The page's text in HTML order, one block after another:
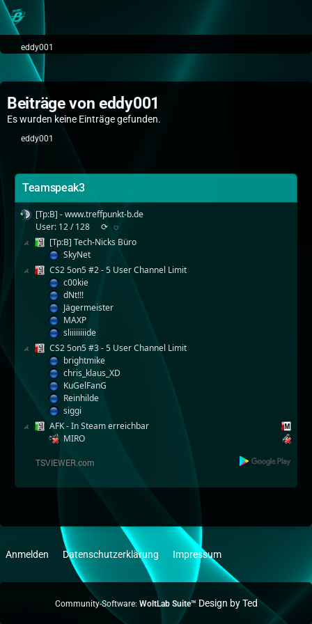
eddy001
Beiträge von eddy001
Es wurden keine Einträge gefunden.
eddy001
Teamspeak3
[Tp:B] - www.treffpunkt-b.de
User: 12 / 128
⟳ ◌
[Tp:B] Tech-Nicks Büro
SkyNet
CS2 5on5 #2 - 5 User Channel Limit
c00kie
dNt!!!
Jägermeister
MAXP
sliiiiiiiide
CS2 5on5 #3 - 5 User Channel Limit
brightmike
chris_klaus_XD
KuGelFanG
Reinhilde
siggi
AFK - In Steam erreichbar
MIRO
Anmelden Datenschutzerklärung Impressum
Community-Software: WoltLab Suite™